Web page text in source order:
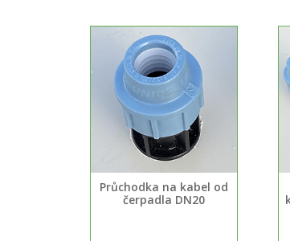
Průchodka na kabel od
čerpadla DN20